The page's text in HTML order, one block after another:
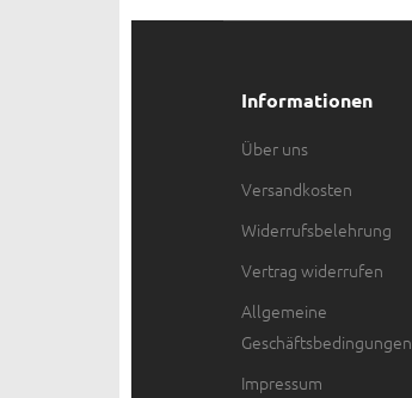
Informationen
Über uns
Versandkosten
Widerrufsbelehrung
Vertrag widerrufen
Allgemeine
Geschäftsbedingungen
Impressum